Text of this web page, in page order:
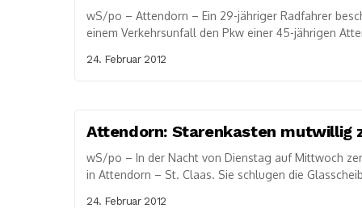
wS/po – Attendorn – Ein 29-jähriger Radfahrer
einem Verkehrsunfall den Pkw einer 45-jährigen
24. Februar 2012
Attendorn: Starenkasten mutwillig
wS/po – In der Nacht von Dienstag auf Mittwoch
in Attendorn – St. Claas. Sie schlugen die
24. Februar 2012